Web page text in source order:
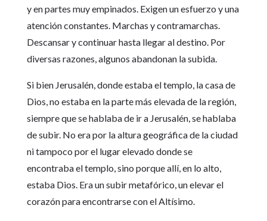
y en partes muy empinados. Exigen un esfuerzo y una
atención constantes. Marchas y contramarchas.
Descansar y continuar hasta llegar al destino. Por
diversas razones, algunos abandonan la subida.
Si bien Jerusalén, donde estaba el templo, la casa de
Dios, no estaba en la parte más elevada de la región,
siempre que se hablaba de ir a Jerusalén, se hablaba
de subir. No era por la altura geográfica de la ciudad
ni tampoco por el lugar elevado donde se
encontraba el templo, sino porque allí, en lo alto,
estaba Dios. Era un subir metafórico, un elevar el
corazón para encontrarse con el Altísimo.